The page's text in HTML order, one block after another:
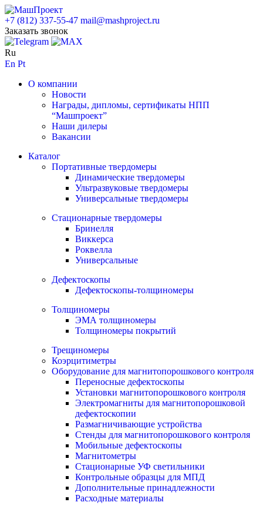
+7 (812) 337-55-47 mail@mashproject.ru
Заказать звонок
Ru
En Pt
О компании
Новости
Награды, дипломы, сертификаты НПП
“Машпроект”
Наши дилеры
Вакансии
Каталог
Портативные твердомеры
Динамические твердомеры
Ультразвуковые твердомеры
Универсальные твердомеры
Стационарные твердомеры
Бринелля
Виккерса
Роквелла
Универсальные
Дефектоскопы
Дефектоскопы-толщиномеры
Толщиномеры
ЭМА толщиномеры
Толщиномеры покрытий
Трещиномеры
Коэрцитиметры
Оборудование для магнитопорошкового контроля
Переносные дефектоскопы
Установки магнитопорошкового контроля
Электромагниты для магнитопорошковой
дефектоскопии
Размагничивающие устройства
Стенды для магнитопорошкового контроля
Мобильные дефектоскопы
Магнитометры
Стационарные УФ светильники
Контрольные образцы для МПД
Дополнительные принадлежности
Расходные материалы